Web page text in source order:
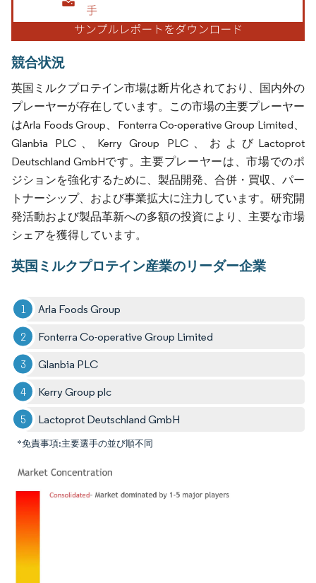
競合状況
英国ミルクプロテイン市場は断片化されており、国内外の
プレーヤーが存在しています。この市場の主要プレーヤー
はArla Foods Group、Fonterra Co-operative Group Limited、
Glanbia PLC、Kerry Group PLC、およびLactoprot
Deutschland GmbHです。主要プレーヤーは、市場でのポ
ジションを強化するために、製品開発、合併・買収、パー
トナーシップ、および事業拡大に注力しています。研究開
発活動および製品革新への多額の投資により、主要な市場
シェアを獲得しています。
英国ミルクプロテイン産業のリーダー企業
Arla Foods Group
Fonterra Co-operative Group Limited
Glanbia PLC
Kerry Group plc
Lactoprot Deutschland GmbH
*免責事項:主要選手の並び順不同